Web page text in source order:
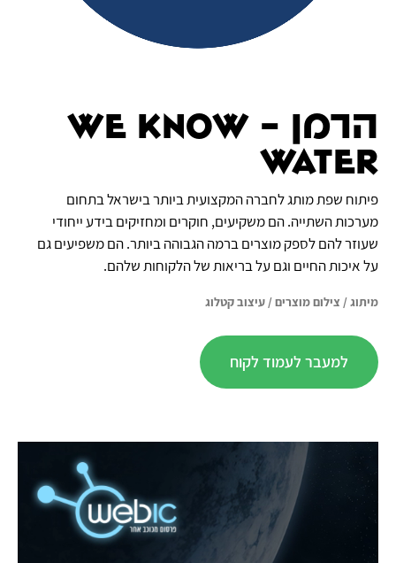
הרמן - We know
water
פיתוח שפת מותג לחברה המקצועית ביותר בישראל בתחום
מערכות השתייה. הם משקיעים, חוקרים ומחזיקים בידע ייחודי
שעוזר להם לספק מוצרים ברמה הגבוהה ביותר. הם משפיעים גם
על איכות החיים וגם על בריאות של הלקוחות שלהם.
מיתוג/ צילום מוצרים/עיצוב קטלוג
למעבר לעמוד לקוח